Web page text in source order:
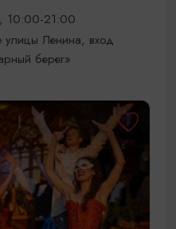
10:00-21:00
улицы Ленина, вход
берег»